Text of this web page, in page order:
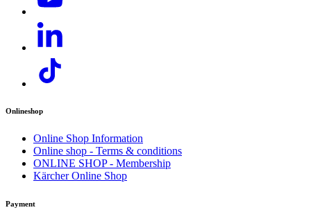
Onlineshop
Online Shop Information
Online shop - Terms & conditions
ONLINE SHOP - Membership
Kärcher Online Shop
Payment